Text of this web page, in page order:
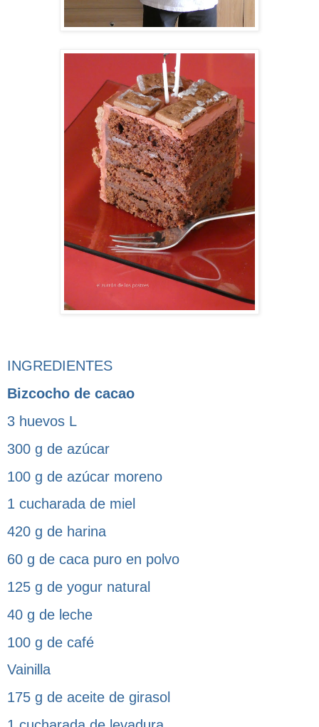
INGREDIENTES
Bizcocho de cacao
3 huevos L
300 g de azúcar
100 g de azúcar moreno
1 cucharada de miel
420 g de harina
60 g de caca puro en polvo
125 g de yogur natural
40 g de leche
100 g de café
Vainilla
175 g de aceite de girasol